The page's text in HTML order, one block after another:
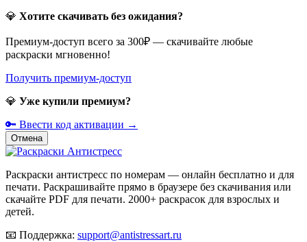
💎 Хотите скачивать без ожидания?
Премиум-доступ всего за 300₽ — скачивайте любые
раскраски мгновенно!
Получить премиум-доступ
💎 Уже купили премиум?
🔑 Ввести код активации →
Отмена
Раскраски антистресс по номерам — онлайн бесплатно и для
печати. Раскрашивайте прямо в браузере без скачивания или
скачайте PDF для печати. 2000+ раскрасок для взрослых и
детей.
📧 Поддержка: support@antistressart.ru